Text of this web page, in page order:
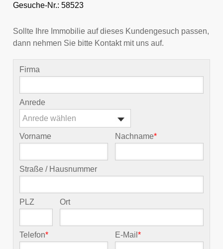
Gesuche-Nr.: 58523
Sollte Ihre Immobilie auf dieses Kundengesuch passen,
dann nehmen Sie bitte Kontakt mit uns auf.
Firma
Anrede
Anrede wählen
Vorname Nachname*
Straße / Hausnummer
PLZ Ort
Telefon* E-Mail*